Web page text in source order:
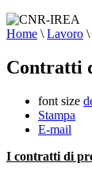
Home \ Lavoro \
Contratti
font size
Stampa
E-mail
I contratti di